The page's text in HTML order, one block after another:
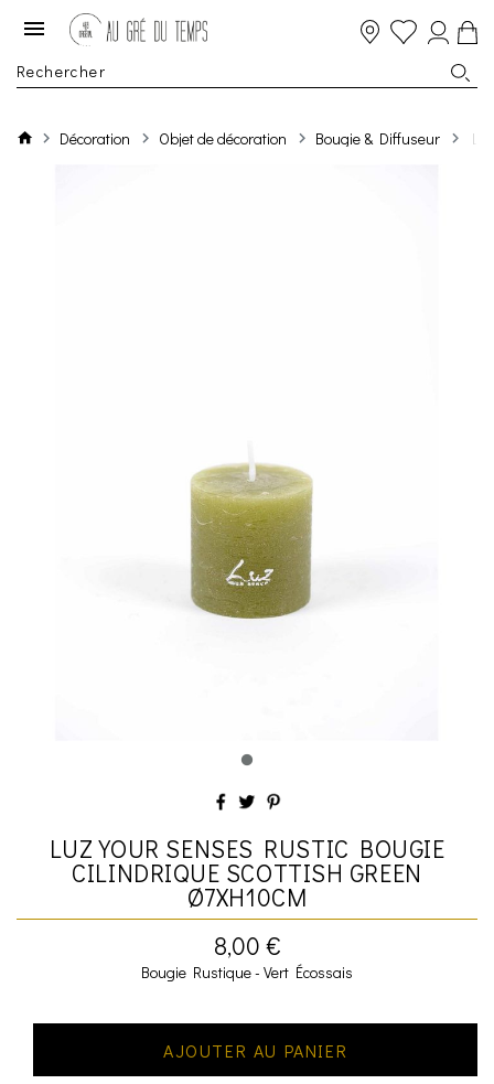
Décoration Objet de décoration Bougie & Diffuseur
LUZ YOUR SENSES RUSTIC BOUGIE
CILINDRIQUE SCOTTISH GREEN
Ø7XH10CM
8,00 €
Bougie Rustique - Vert Écossais
AJOUTER AU PANIER